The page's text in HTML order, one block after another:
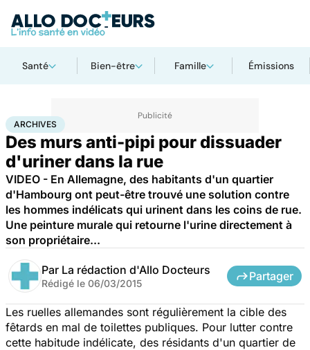
Santé Bien-être Famille Émissions
AccueilSantéArchives
ARCHIVES
Des murs anti-pipi pour dissuader
d'uriner dans la rue
VIDEO - En Allemagne, des habitants d'un quartier
d'Hambourg ont peut-être trouvé une solution contre
les hommes indélicats qui urinent dans les coins de rue.
Une peinture murale qui retourne l'urine directement à
son propriétaire...
Par La rédaction d'Allo Docteurs
Rédigé le 06/03/2015
Partager
Les ruelles allemandes sont régulièrement la cible des
fêtards en mal de toilettes publiques. Pour lutter contre
cette habitude indélicate, des résidants d'un quartier de